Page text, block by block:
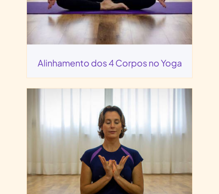
Alinhamento dos 4 Corpos no Yoga